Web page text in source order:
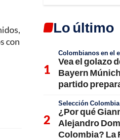
con
Lo último
Colombianos en el
Vea el golazo
Bayern
partido
Selección Colombia
¿Por qué
Alejandro
Colombia? La